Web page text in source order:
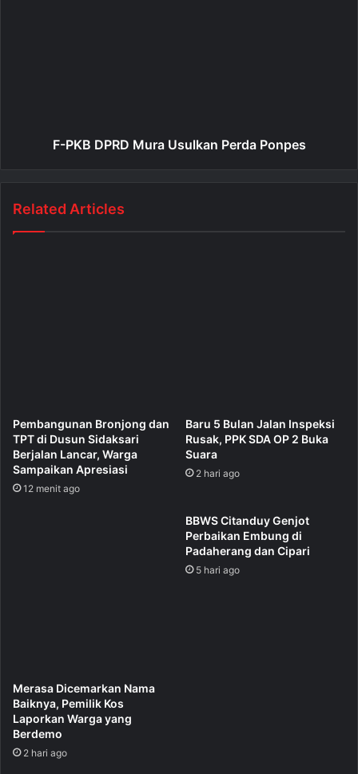
F-PKB DPRD Mura Usulkan Perda Ponpes
Related Articles
Pembangunan Bronjong dan
TPT di Dusun Sidaksari
Berjalan Lancar, Warga
Sampaikan Apresiasi
12 menit ago
Baru 5 Bulan Jalan Inspeksi
Rusak, PPK SDA OP 2 Buka
Suara
2 hari ago
Merasa Dicemarkan Nama
Baiknya, Pemilik Kos
Laporkan Warga yang
Berdemo
2 hari ago
BBWS Citanduy Genjot
Perbaikan Embung di
Padaherang dan Cipari
5 hari ago